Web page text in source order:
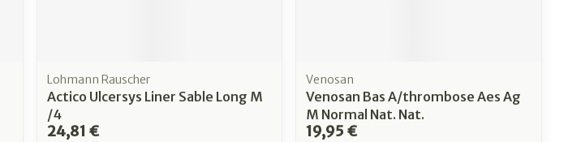
Lohmann Rauscher
Actico Ulcersys Liner Sable Long M
/4
24,81 €
Venosan
Venosan Bas A/thrombose Aes Ag
M Normal Nat. Nat.
19,95 €